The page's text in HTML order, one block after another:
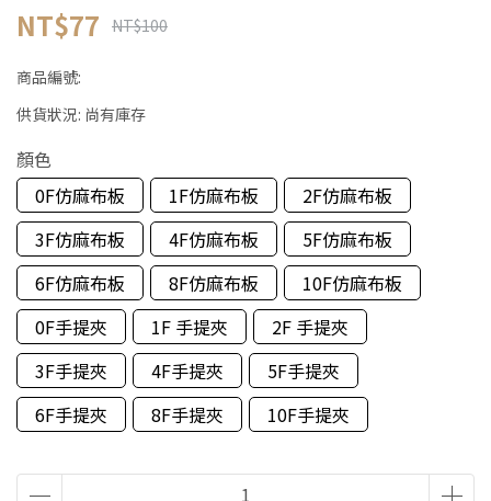
NT$77 NT$100
商品編號:
供貨狀況: 尚有庫存
顏色
0F仿麻布板
1F仿麻布板
2F仿麻布板
3F仿麻布板
4F仿麻布板
5F仿麻布板
6F仿麻布板
8F仿麻布板
10F仿麻布板
0F手提夾
1F 手提夾
2F 手提夾
3F手提夾
4F手提夾
5F手提夾
6F手提夾
8F手提夾 10F手提夾